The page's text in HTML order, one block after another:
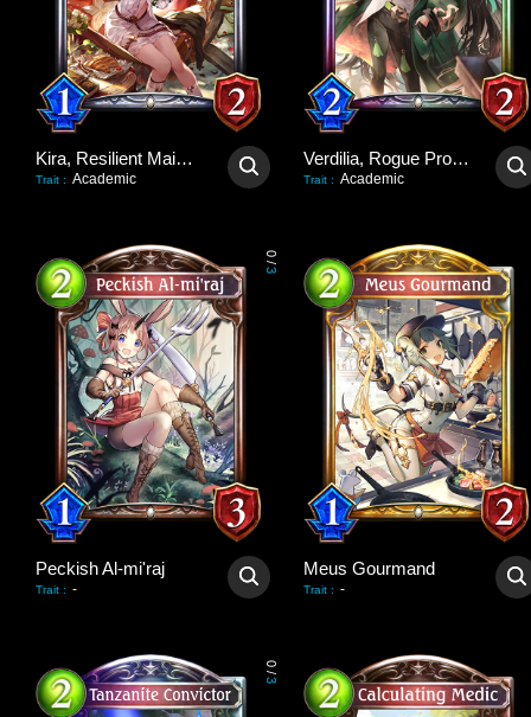
Kira, Resilient Maiden
Trait : Academic
Verdilia, Rogue Professor
Trait : Academic
0
/
3
Peckish Al-mi'raj
Trait : -
Meus Gourmand
Trait : -
0
/
3